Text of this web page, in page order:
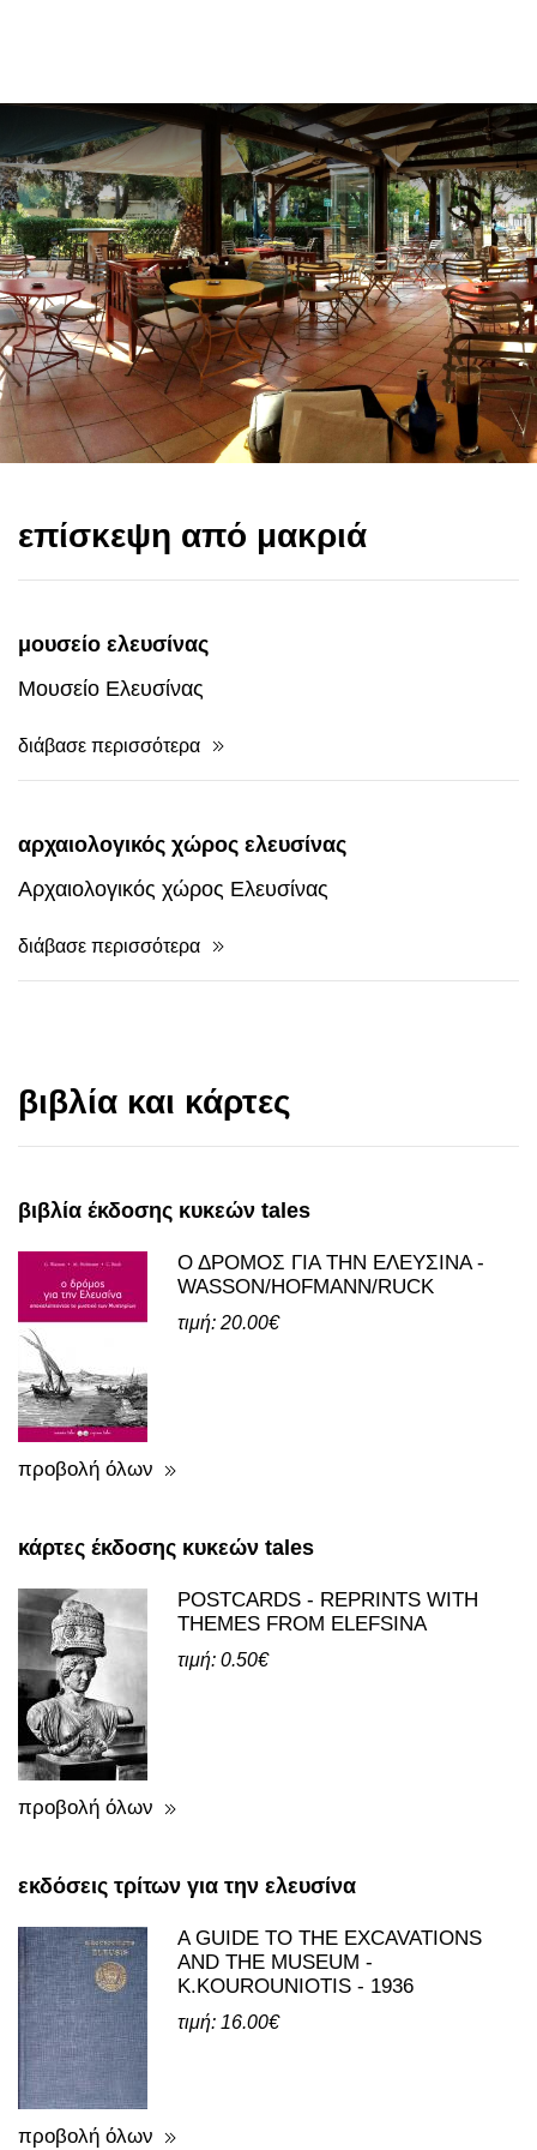
επίσκεψη από μακριά
μουσείο ελευσίνας
Μουσείο Ελευσίνας
διάβασε περισσότερα
αρχαιολογικός χώρος ελευσίνας
Αρχαιολογικός χώρος Ελευσίνας
διάβασε περισσότερα
βιβλία και κάρτες
βιβλία έκδοσης κυκεών tales
Ο ΔΡΟΜΟΣ ΓΙΑ ΤΗΝ ΕΛΕΥΣΙΝΑ -
WASSON/HOFMANN/RUCK
τιμή: 20.00€
προβολή όλων
κάρτες έκδοσης κυκεών tales
POSTCARDS - REPRINTS WITH
THEMES FROM ELEFSINA
τιμή: 0.50€
προβολή όλων
εκδόσεις τρίτων για την ελευσίνα
A GUIDE TO THE EXCAVATIONS
AND THE MUSEUM -
K.KOUROUNIOTIS - 1936
τιμή: 16.00€
προβολή όλων